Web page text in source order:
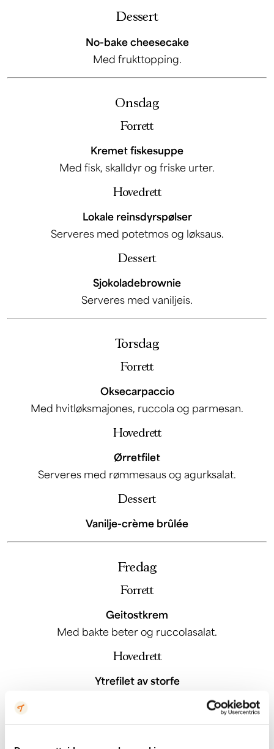
Dessert
No-bake cheesecake
Med frukttopping.
Onsdag
Forrett
Kremet fiskesuppe
Med fisk, skalldyr og friske urter.
Hovedrett
Lokale reinsdyrspølser
Serveres med potetmos og løksaus.
Dessert
Sjokoladebrownie
Serveres med vaniljeis.
Torsdag
Forrett
Oksecarpaccio
Med hvitløksmajones, ruccola og parmesan.
Hovedrett
Ørretfilet
Serveres med rømmesaus og agurksalat.
Dessert
Vanilje-crème brûlée
Fredag
Forrett
Geitostkrem
Med bakte beter og ruccolasalat.
Hovedrett
Ytrefilet av storfe
Serveres med pastinakkpuré, sesongens grønnsaker